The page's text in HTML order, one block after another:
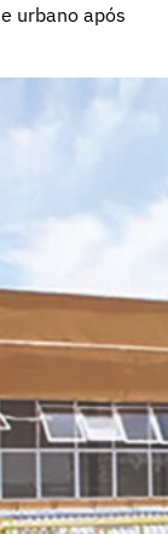
urbano após